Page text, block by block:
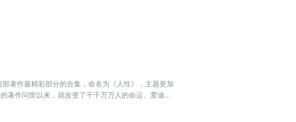
著作最精彩部分的合集，命名为《人性》，主题更加
著作问世以来，就改变了千千万万人的命运。爱迪